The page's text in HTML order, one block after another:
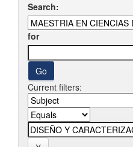
Search:
for
Current filters: